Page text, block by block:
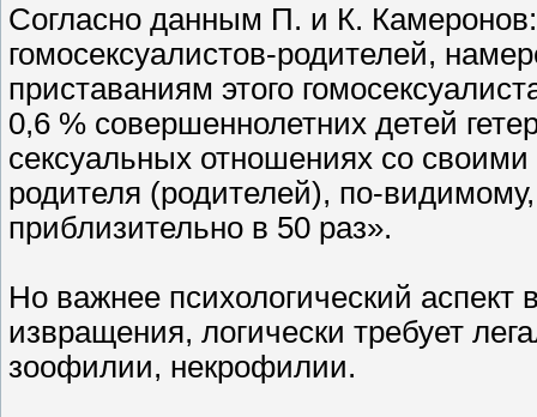
Согласно данным П. и К.
гомосексуалистов-родителей,
приставаниям этого
0,6 % совершеннолетних детей
сексуальных отношениях со
родителя (родителей), по-
приблизительно в 50 раз».
Но важнее психологический аспект
извращения, логически требует
зоофилии, некрофилии.